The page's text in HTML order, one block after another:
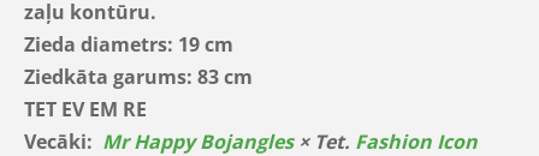
zaļu kontūru.
Zieda diametrs: 19 cm
Ziedkāta garums: 83 cm
TET EV EM RE
Vecāki: Mr Happy Bojangles× Tet. Fashion Icon